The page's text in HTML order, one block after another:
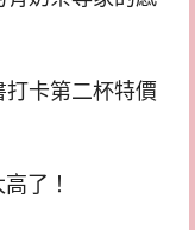
打卡第二杯特價
了！